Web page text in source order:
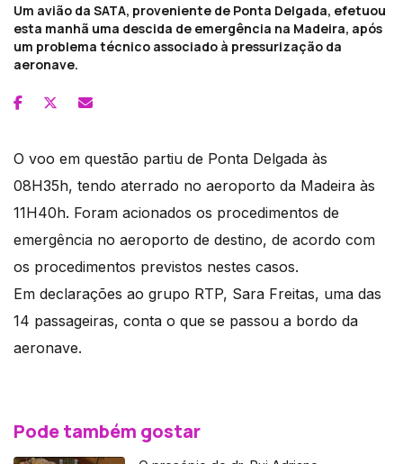
Um avião da SATA, proveniente de Ponta Delgada, efetuou
esta manhã uma descida de emergência na Madeira, após
um problema técnico associado à pressurização da
aeronave.
O voo em questão partiu de Ponta Delgada às
08H35h, tendo aterrado no aeroporto da Madeira às
11H40h. Foram acionados os procedimentos de
emergência no aeroporto de destino, de acordo com
os procedimentos previstos nestes casos.
Em declarações ao grupo RTP, Sara Freitas, uma das
14 passageiras, conta o que se passou a bordo da
aeronave.
Pode também gostar